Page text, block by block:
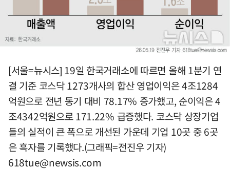
[서울=뉴시스] 19일 한국거래소에 따르면 올해 1분기 연
결 기준 코스닥 1273개사의 합산 영업이익은 4조1284
억원으로 전년 동기 대비 78.17% 증가했고, 순이익은 4
조4342억원으로 171.22% 급증했다. 코스닥 상장기업
들의 실적이 큰 폭으로 개선된 가운데 기업 10곳 중 6곳
은 흑자를 기록했다.(그래픽=전진우 기자)
618tue@newsis.com